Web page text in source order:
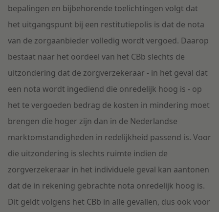
bepalingen en bijbehorende toelichtingen volgt dat
het uitgangspunt bij een restitutiepolis is dat de nota
van de zorgaanbieder volledig wordt vergoed. Daarop
bestaat naar het oordeel van het CBb slechts de
uitzondering dat de zorgverzekeraar - in het geval dat
een nota wordt ingediend die onredelijk hoog is - op
het te vergoeden bedrag de kosten in mindering moet
brengen die hoger zijn dan in de Nederlandse
marktomstandigheden in redelijkheid passend is. Voor
die uitzondering is slechts ruimte indien de
zorgverzekeraar in het individuele geval kan aantonen
dat de in rekening gebrachte nota onredelijk hoog is.
Dit geldt volgens het CBb in alle gevallen, dus ook voor